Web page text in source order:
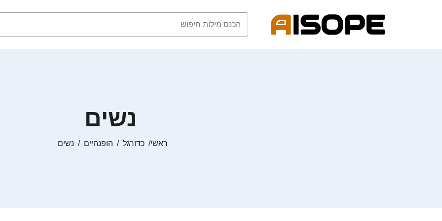
נשים
ראשי כדורגל הופנהיים נשים